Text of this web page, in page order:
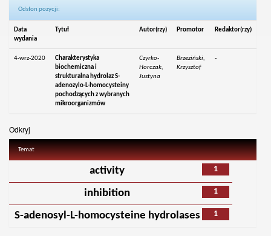
Odsłon pozycji:
Data
wydania
Tytuł Autor(rzy) Promotor Redaktor(rzy)
4-wrz-2020
Charakterystyka
biochemiczna i
strukturalna hydrolaz S-
adenozylo-L-homocysteiny
pochodzących z wybranych
mikroorganizmów
Czyrko-
Horczak,
Justyna
Brzeziński,
Krzysztof
-
Odkryj
Temat
1
activity
1
inhibition
1
S-adenosyl-L-homocysteine hydrolases